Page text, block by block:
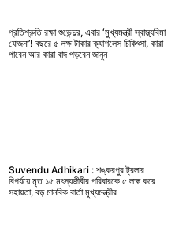
প্রতিশ্রুতি রক্ষা শুভেন্দুর, এবার ‘মুখ্যমন্ত্রী স্বাস্থ্যবিমা
যোজনা’! বছরে ৫ লক্ষ টাকার ক্যাশলেস চিকিৎসা, কারা
পাবেন আর কারা বাদ পড়বেন জানুন
Suvendu Adhikari : শঙ্করপুর ট্রলার
বিপর্যয়ে মৃত ১৫ মৎস্যজীবীর পরিবারকে ৫ লক্ষ করে
সহায়তা, বড় মানবিক বার্তা মুখ্যমন্ত্রীর